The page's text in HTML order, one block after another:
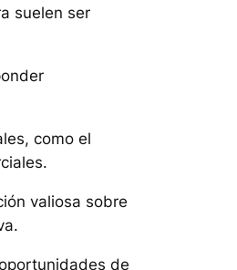
suelen ser
como el
valiosa sobre
de